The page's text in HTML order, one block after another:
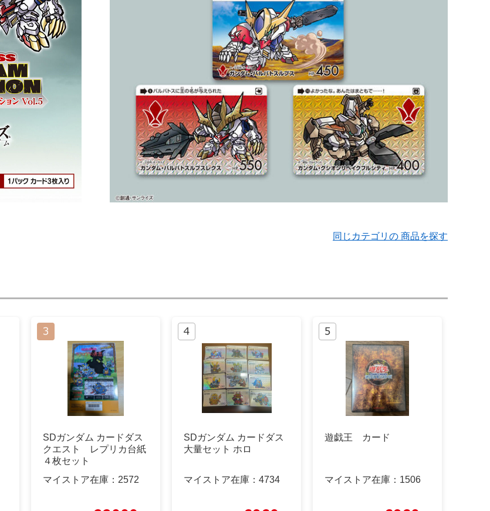
同じカテゴリの 商品を探す
SDガンダム カードダス
クエスト レプリカ台紙
４枚セット
マイストア在庫： 2572
SDガンダム カードダス
大量セット ホロ
マイストア在庫： 4734
遊戯王 カード
マイストア在庫： 1506